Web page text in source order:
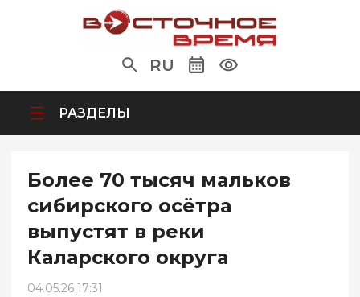
RU
РАЗДЕЛЫ
Более 70 тысяч мальков
сибирского осётра
выпустят в реки
Каларского округа
04.05.26 17:31